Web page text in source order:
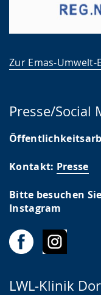
Zur Emas-Umwelt-
Presse/Social
Kontakt: Presse
Bitte besuchen
Instagram
LWL-Klinik